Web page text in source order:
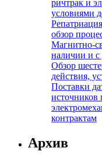
ричтрак и
условиями
обзор
Магнитно-
наличии и с
Обзор
действия,
Поставки
источников
контрактам
Архив